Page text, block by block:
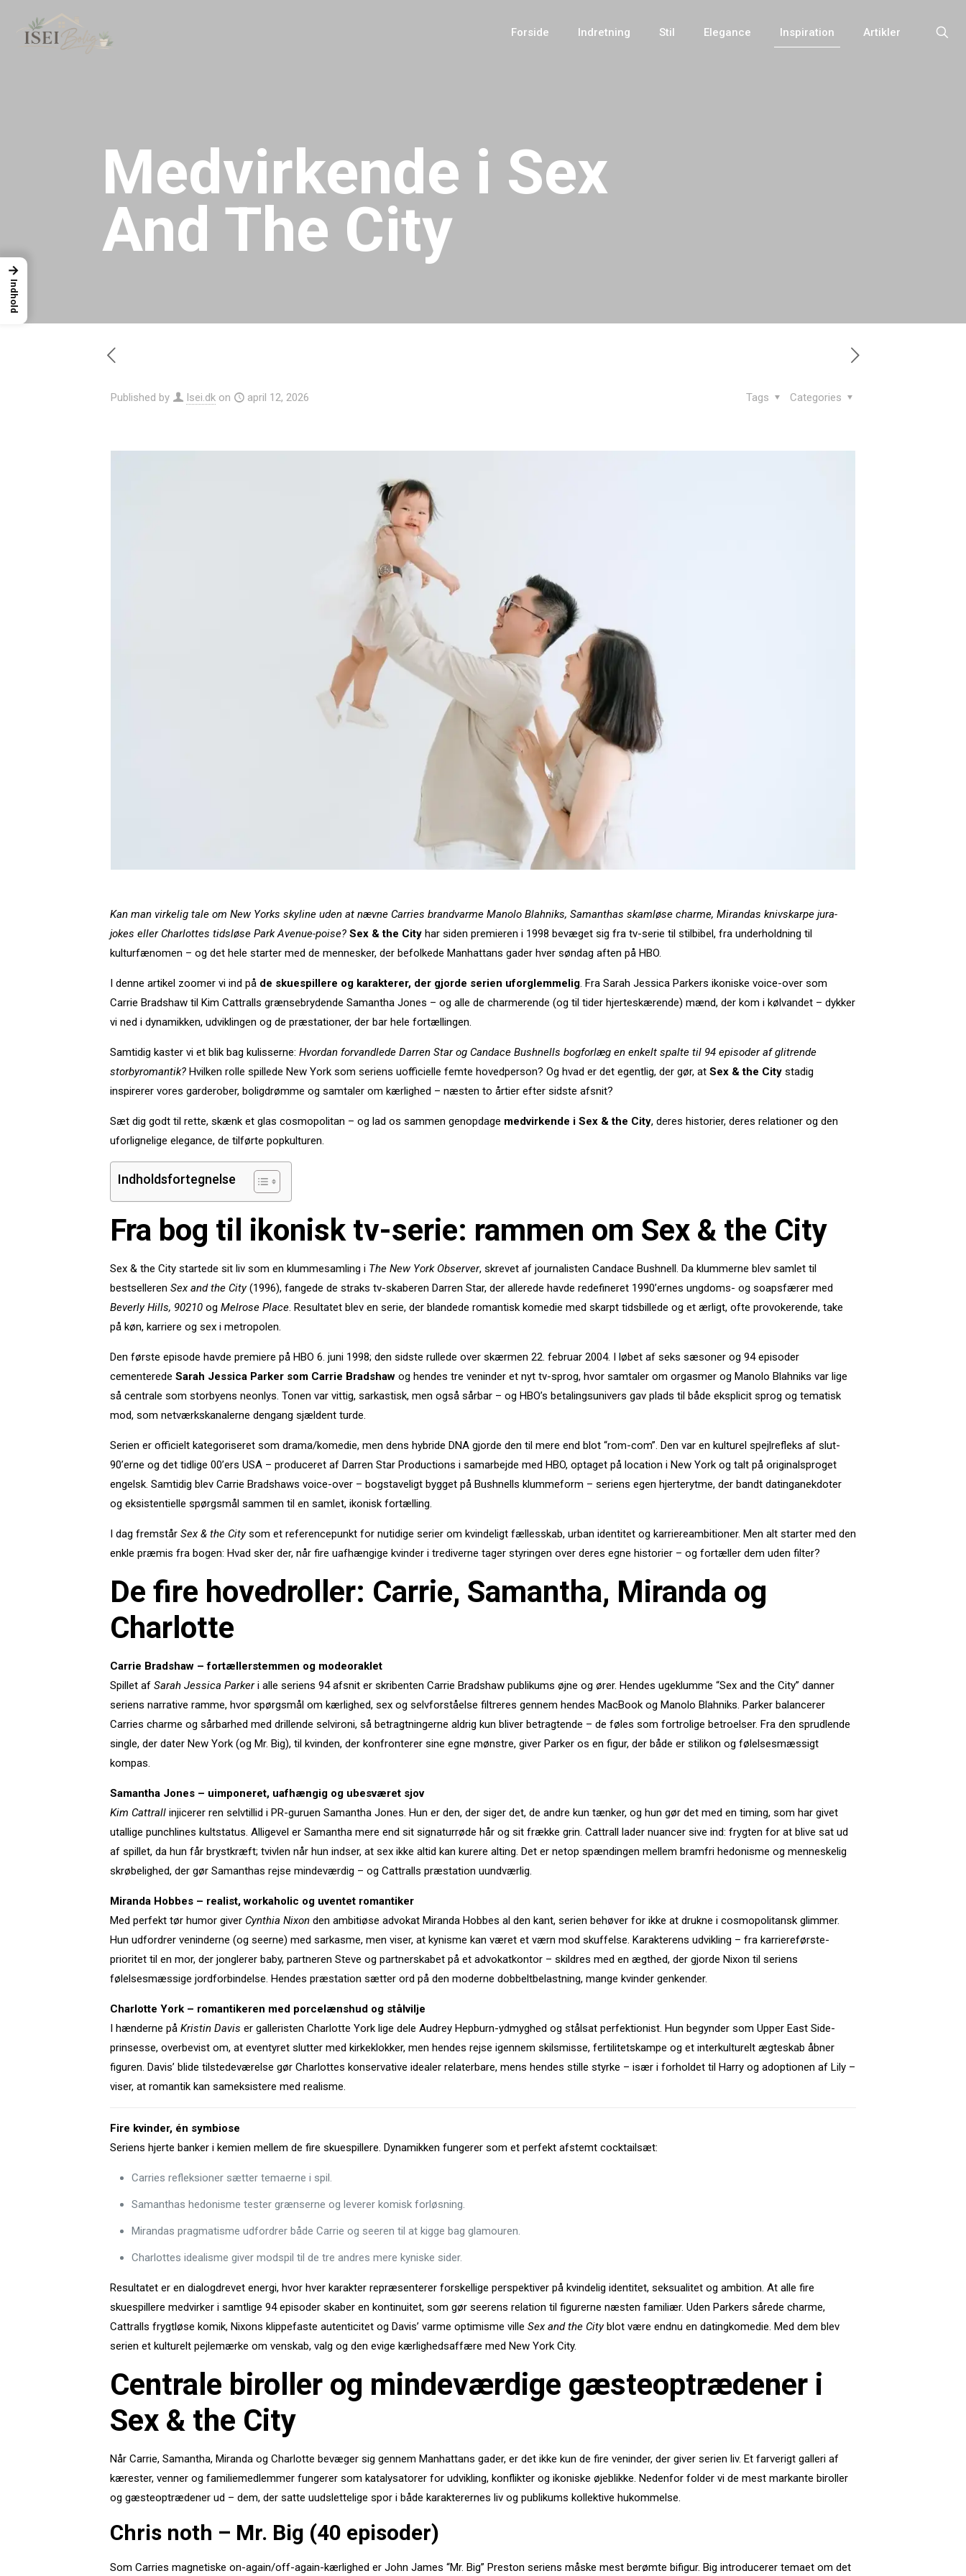
Forside Indretning Stil Elegance Inspiration Artikler
Medvirkende i Sex
And The City
Published by Isei.dk on april 12, 2026 Categories
Tags
Kan man virkelig tale om New Yorks skyline uden at nævne Carries brandvarme Manolo Blahniks, Samanthas skamløse charme, Mirandas knivskarpe jura-
jokes eller Charlottes tidsløse Park Avenue-poise? Sex & the Cityhar siden premieren i 1998 bevæget sig fra tv-serie til stilbibel, fra underholdning til
kulturfænomen – og det hele starter med de mennesker, der befolkede Manhattans gader hver søndag aften på HBO.
I denne artikel zoomer vi ind på de skuespillere og karakterer, der gjorde serien uforglemmelig. Fra Sarah Jessica Parkers ikoniske voice-over som
Carrie Bradshaw til Kim Cattralls grænsebrydende Samantha Jones – og alle de charmerende (og til tider hjerteskærende) mænd, der kom i kølvandet – dykker
vi ned i dynamikken, udviklingen og de præstationer, der bar hele fortællingen.
Samtidig kaster vi et blik bag kulisserne: Hvordan forvandlede Darren Star og Candace Bushnells bogforlæg en enkelt spalte til 94 episoder af glitrende
storbyromantik?Hvilken rolle spillede New York som seriens uofficielle femte hovedperson? Og hvad er det egentlig, der gør, at Sex & the Citystadig
inspirerer vores garderober, boligdrømme og samtaler om kærlighed – næsten to årtier efter sidste afsnit?
Sæt dig godt til rette, skænk et glas cosmopolitan – og lad os sammen genopdage medvirkende i Sex & the City, deres historier, deres relationer og den
uforlignelige elegance, de tilførte popkulturen.
Indholdsfortegnelse
Fra bog til ikonisk tv-serie: rammen om Sex & the City
Sex & the City startede sit liv som en klummesamling i The New York Observer, skrevet af journalisten Candace Bushnell. Da klummerne blev samlet til
bestselleren Sex and the City(1996), fangede de straks tv-skaberen Darren Star, der allerede havde redefineret 1990’ernes ungdoms- og soapsfærer med
Beverly Hills, 90210og Melrose Place. Resultatet blev en serie, der blandede romantisk komedie med skarpt tidsbillede og et ærligt, ofte provokerende, take
på køn, karriere og sex i metropolen.
Den første episode havde premiere på HBO 6. juni 1998; den sidste rullede over skærmen 22. februar 2004. I løbet af seks sæsoner og 94 episoder
cementerede Sarah Jessica Parker som Carrie Bradshawog hendes tre veninder et nyt tv-sprog, hvor samtaler om orgasmer og Manolo Blahniks var lige
så centrale som storbyens neonlys. Tonen var vittig, sarkastisk, men også sårbar – og HBO’s betalingsunivers gav plads til både eksplicit sprog og tematisk
mod, som netværkskanalerne dengang sjældent turde.
Serien er officielt kategoriseret som drama/komedie, men dens hybride DNA gjorde den til mere end blot “rom-com”. Den var en kulturel spejlrefleks af slut-
90’erne og det tidlige 00’ers USA – produceret af Darren Star Productions i samarbejde med HBO, optaget på location i New York og talt på originalsproget
engelsk. Samtidig blev Carrie Bradshaws voice-over – bogstaveligt bygget på Bushnells klummeform – seriens egen hjerterytme, der bandt datinganekdoter
og eksistentielle spørgsmål sammen til en samlet, ikonisk fortælling.
I dag fremstår Sex & the Citysom et referencepunkt for nutidige serier om kvindeligt fællesskab, urban identitet og karriereambitioner. Men alt starter med den
enkle præmis fra bogen: Hvad sker der, når fire uafhængige kvinder i trediverne tager styringen over deres egne historier – og fortæller dem uden filter?
De fire hovedroller: Carrie, Samantha, Miranda og
Charlotte
Carrie Bradshaw – fortællerstemmen og modeoraklet
Spillet af Sarah Jessica Parkeri alle seriens 94 afsnit er skribenten Carrie Bradshaw publikums øjne og ører. Hendes ugeklumme “Sex and the City” danner
seriens narrative ramme, hvor spørgsmål om kærlighed, sex og selvforståelse filtreres gennem hendes MacBook og Manolo Blahniks. Parker balancerer
Carries charme og sårbarhed med drillende selvironi, så betragtningerne aldrig kun bliver betragtende – de føles som fortrolige betroelser. Fra den sprudlende
single, der dater New York (og Mr. Big), til kvinden, der konfronterer sine egne mønstre, giver Parker os en figur, der både er stilikon og følelsesmæssigt
kompas.
Samantha Jones – uimponeret, uafhængig og ubesværet sjov
Kim Cattrallinjicerer ren selvtillid i PR-guruen Samantha Jones. Hun er den, der siger det, de andre kun tænker, og hun gør det med en timing, som har givet
utallige punchlines kultstatus. Alligevel er Samantha mere end sit signaturrøde hår og sit frække grin. Cattrall lader nuancer sive ind: frygten for at blive sat ud
af spillet, da hun får brystkræft; tvivlen når hun indser, at sex ikke altid kan kurere alting. Det er netop spændingen mellem bramfri hedonisme og menneskelig
skrøbelighed, der gør Samanthas rejse mindeværdig – og Cattralls præstation uundværlig.
Miranda Hobbes – realist, workaholic og uventet romantiker
Med perfekt tør humor giver Cynthia Nixonden ambitiøse advokat Miranda Hobbes al den kant, serien behøver for ikke at drukne i cosmopolitansk glimmer.
Hun udfordrer veninderne (og seerne) med sarkasme, men viser, at kynisme kan været et værn mod skuffelse. Karakterens udvikling – fra karriereførste-
prioritet til en mor, der jonglerer baby, partneren Steve og partnerskabet på et advokatkontor – skildres med en ægthed, der gjorde Nixon til seriens
følelsesmæssige jordforbindelse. Hendes præstation sætter ord på den moderne dobbelt­belastning, mange kvinder genkender.
Charlotte York – romantikeren med porcelænshud og stål­vilje
I hænderne på Kristin Davis er galleristen Charlotte York lige dele Audrey Hepburn-ydmyghed og stålsat perfektionist. Hun begynder som Upper East Side-
prinsesse, overbevist om, at eventyret slutter med kirkeklokker, men hendes rejse igennem skilsmisse, fertilitetskampe og et interkulturelt ægteskab åbner
figuren. Davis’ blide tilstedeværelse gør Charlottes konservative idealer relaterbare, mens hendes stille styrke – især i forholdet til Harry og adoptionen af Lily –
viser, at romantik kan sameksistere med realisme.
Fire kvinder, én symbiose
Seriens hjerte banker i kemien mellem de fire skuespillere. Dynamikken fungerer som et perfekt afstemt cocktailsæt:
Carries refleksioner sætter temaerne i spil.
Samanthas hedonisme tester grænserne og leverer komisk forløsning.
Mirandas pragmatisme udfordrer både Carrie og seeren til at kigge bag glamouren.
Charlottes idealisme giver modspil til de tre andres mere kyniske sider.
Resultatet er en dialogdrevet energi, hvor hver karakter repræsenterer forskellige perspektiver på kvindelig identitet, seksualitet og ambition. At alle fire
skuespillere medvirker i samtlige 94 episoder skaber en kontinuitet, som gør seerens relation til figurerne næsten familiær. Uden Parkers sårede charme,
Cattralls frygtløse komik, Nixons klippefaste autenticitet og Davis’ varme optimisme ville Sex and the Cityblot være endnu en dating­komedie. Med dem blev
serien et kulturelt pejlemærke om venskab, valg og den evige kærlighedsaffære med New York City.
Centrale biroller og mindeværdige gæsteoptrædener i
Sex & the City
Når Carrie, Samantha, Miranda og Charlotte bevæger sig gennem Manhattans gader, er det ikke kun de fire veninder, der giver serien liv. Et farverigt galleri af
kærester, venner og familiemedlemmer fungerer som katalysatorer for udvikling, konflikter og ikoniske øjeblikke. Nedenfor folder vi de mest markante biroller
og gæsteoptrædener ud – dem, der satte uudslettelige spor i både karakterernes liv og publikums kollektive hukommelse.
Chris noth – Mr. Big (40 episoder)
Som Carries magnetiske on-again/off-again-kærlighed er John James “Mr. Big” Preston seriens måske mest berømte bifigur. Big introducerer temaet om det
→
Indhold